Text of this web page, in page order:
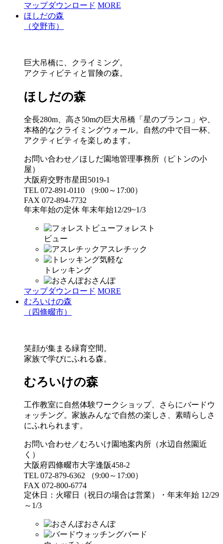
マップダウンロード MORE
ほしだの森
（交野市）
巨大吊橋に、クライミング。
アクティビティと冒険の森。
ほしだの森
全長280m、高さ50mの巨大吊橋「星のブランコ」や、
本格的なクライミングウォール。自然の中で目一杯、
アクティビティを楽しめます。
お問い合わせ／ほしだ園地管理事務所（ピトンの小
屋）
大阪府交野市星田5019-1
TEL 072-891-0110 （9:00～17:00）
FAX 072-894-7732
年末年始の定休 年末年始12/29~1/3
フォレスト
ビュー
アスレチック
気軽な
トレッキング
おさんぽ
マップダウンロード MORE
むろいけの森
（四條畷市）
笑顔が集まる緑育空間。
家族で学びにふれる森。
むろいけの森
工作教室に自然体験ワークショップ、さらにバードウ
ォッチング。家族みんなで自然の楽しさ、素晴らしさ
にふれられます。
お問い合わせ／むろいけ園地案内所（水辺自然園近
く）
大阪府四條畷市大字逢阪458-2
TEL 072-879-6362 （9:00～17:00）
FAX 072-800-6774
定休日：火曜日（祝日の場合は営業）・年末年始 12/29
～1/3
おさんぽ
バード